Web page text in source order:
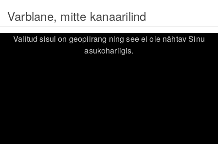
Varblane, mitte kanaarilind
Valitud sisul on geopiirang ning see ei ole nähtav Sinu
asukohariigis.